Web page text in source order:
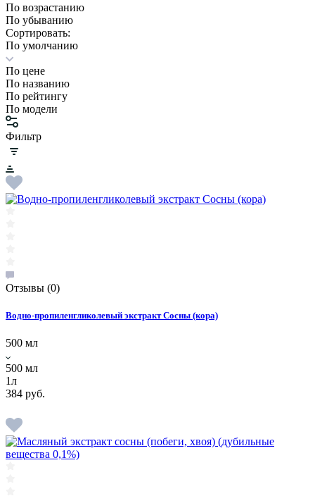
По возрастанию
По убыванию
Сортировать:
По умолчанию
По цене
По названию
По рейтингу
По модели
Фильтр
Отзывы (0)
Водно-пропиленгликолевый экстракт Сосны (кора)
500 мл
500 мл
1л
384 руб.